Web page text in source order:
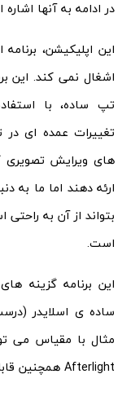
در ادامه به آنها
این اپلیکیشن،
اشغال نمی کند. این
تپ ساده، با
تغییرات عمده ای در
های ویرایش تصویری
ارئه دهند اما ما به
بتواند از آن به
است.
این برنامه گزینه
ساده ی اسلایدر
مثال با مقیاس می
Afterlight همچنین قابلیت فیلتر هم دارد.